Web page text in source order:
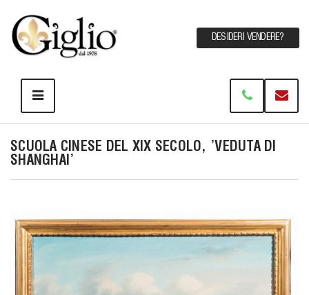
DESIDERI VENDERE?
SCUOLA CINESE DEL XIX SECOLO, 'VEDUTA DI
SHANGHAI'